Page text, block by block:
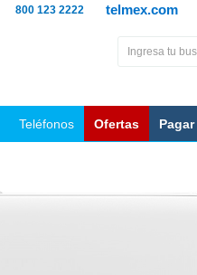
telmex.com
800 123 2222
Teléfonos Ofertas